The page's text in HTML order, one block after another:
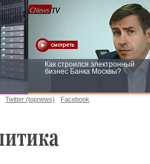
Как строился электронный
бизнес Банка Москвы?
Twitter (topnews) Facebook